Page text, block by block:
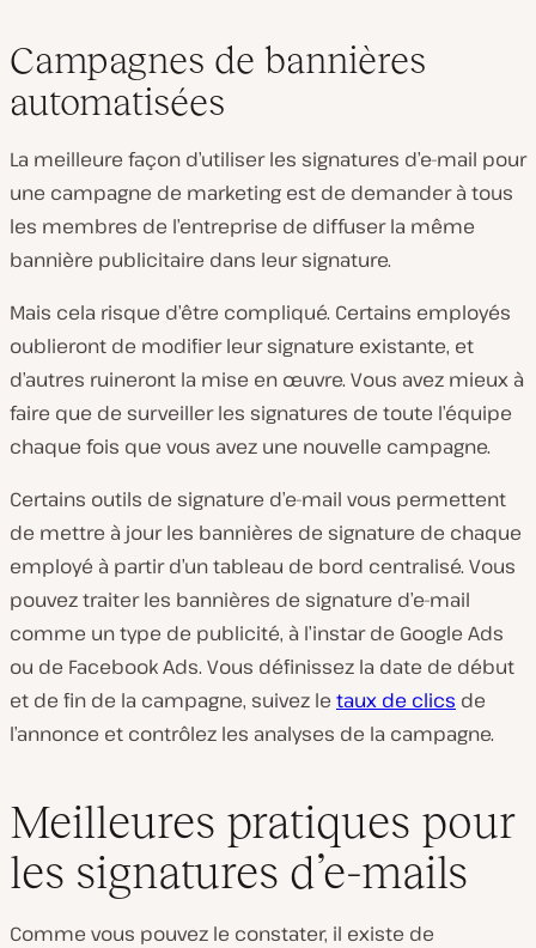
Campagnes de bannières
automatisées
La meilleure façon d’utiliser les signatures d’e-mail pour
une campagne de marketing est de demander à tous
les membres de l’entreprise de diffuser la même
bannière publicitaire dans leur signature.
Mais cela risque d’être compliqué. Certains employés
oublieront de modifier leur signature existante, et
d’autres ruineront la mise en œuvre. Vous avez mieux à
faire que de surveiller les signatures de toute l’équipe
chaque fois que vous avez une nouvelle campagne.
Certains outils de signature d’e-mail vous permettent
de mettre à jour les bannières de signature de chaque
employé à partir d’un tableau de bord centralisé. Vous
pouvez traiter les bannières de signature d’e-mail
comme un type de publicité, à l’instar de Google Ads
ou de Facebook Ads. Vous définissez la date de début
et de fin de la campagne, suivez le taux de clics de
l’annonce et contrôlez les analyses de la campagne.
Meilleures pratiques pour
les signatures d’e-mails
Comme vous pouvez le constater, il existe de